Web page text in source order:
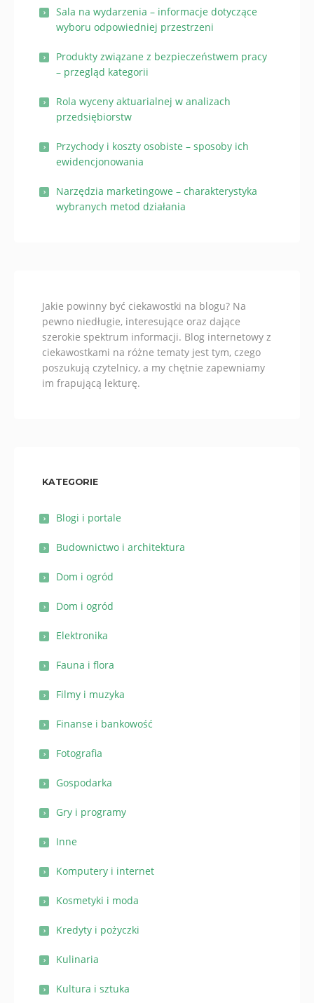
Sala na wydarzenia – informacje dotyczące
wyboru odpowiedniej przestrzeni
Produkty związane z bezpieczeństwem pracy
– przegląd kategorii
Rola wyceny aktuarialnej w analizach
przedsiębiorstw
Przychody i koszty osobiste – sposoby ich
ewidencjonowania
Narzędzia marketingowe – charakterystyka
wybranych metod działania
Jakie powinny być ciekawostki na blogu? Na
pewno niedługie, interesujące oraz dające
szerokie spektrum informacji. Blog internetowy z
ciekawostkami na różne tematy jest tym, czego
poszukują czytelnicy, a my chętnie zapewniamy
im frapującą lekturę.
KATEGORIE
Blogi i portale
Budownictwo i architektura
Dom i ogród
Dom i ogród
Elektronika
Fauna i flora
Filmy i muzyka
Finanse i bankowość
Fotografia
Gospodarka
Gry i programy
Inne
Komputery i internet
Kosmetyki i moda
Kredyty i pożyczki
Kulinaria
Kultura i sztuka